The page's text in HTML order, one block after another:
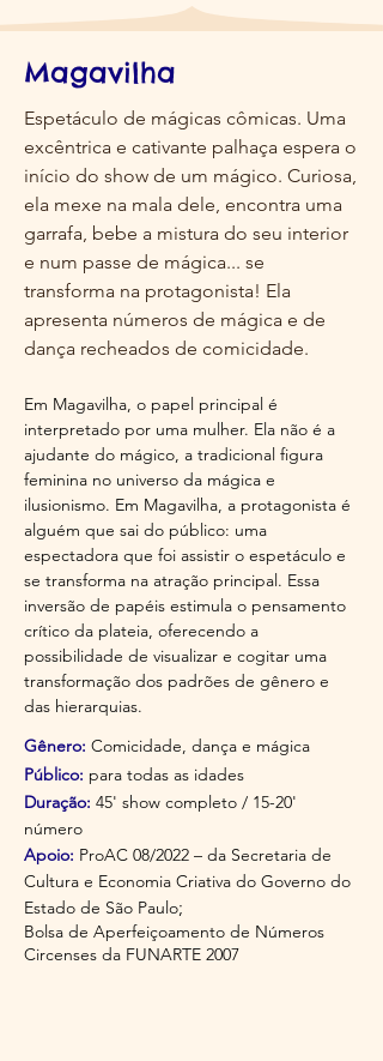
Magavilha
Espetáculo de mágicas cômicas. Uma
excêntrica e cativante palhaça espera o
início do show de um mágico. Curiosa,
ela mexe na mala dele, encontra uma
garrafa, bebe a mistura do seu interior
e num passe de mágica... se
transforma na protagonista! Ela
apresenta números de mágica e de
dança recheados de comicidade.
Em Magavilha, o papel principal é
interpretado por uma mulher. Ela não é a
ajudante do mágico, a tradicional figura
feminina no universo da mágica e
ilusionismo. Em Magavilha, a protagonista é
alguém que sai do público: uma
espectadora que foi assistir o espetáculo e
se transforma na atração principal. Essa
inversão de papéis estimula o pensamento
crítico da plateia, oferecendo a
possibilidade de visualizar e cogitar uma
transformação dos padrões de gênero e
das hierarquias.
Gênero: Comicidade, dança e mágica
Público: para todas as idades
Duração: 45' show completo / 15-20'
número
Apoio: ProAC 08/2022 – da Secretaria de
Cultura e Economia Criativa do Governo do
Estado de São Paulo;
Bolsa de Aperfeiçoamento de Números
Circenses da FUNARTE 2007